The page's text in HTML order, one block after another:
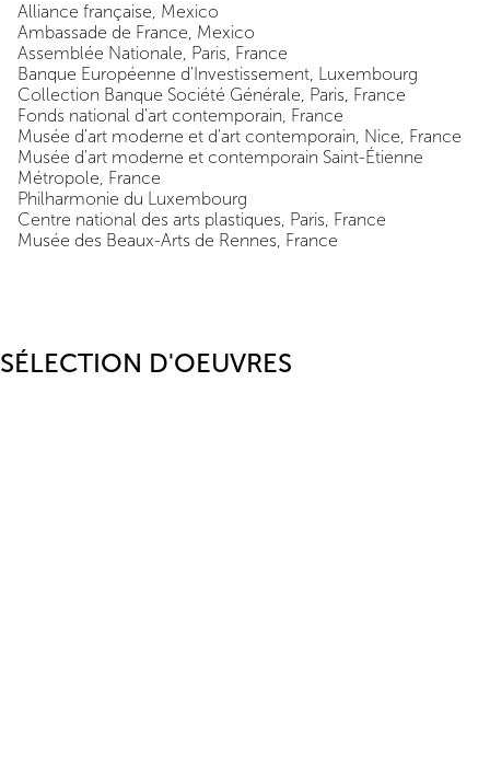
Alliance française, Mexico
Ambassade de France, Mexico
Assemblée Nationale, Paris, France
Banque Européenne d'Investissement, Luxembourg
Collection Banque Société Générale, Paris, France
Fonds national d'art contemporain, France
Musée d'art moderne et d'art contemporain, Nice, France
Musée d'art moderne et contemporain Saint-Étienne
Métropole, France
Philharmonie du Luxembourg
Centre national des arts plastiques, Paris, France
Musée des Beaux-Arts de Rennes, France
SÉLECTION D'OEUVRES